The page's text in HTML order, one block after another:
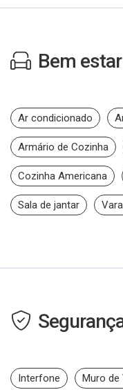
Bem
Ar condicionado
Armário de Cozinha
Cozinha Americana
Sala de jantar
Interfone Muro de